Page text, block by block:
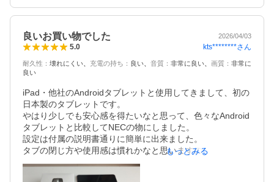
良いお買い物でした 2026/04/03
5.0 kts********さん
耐久性 ： 壊れにくい 充電の持ち ： 良い 音質 ： 非常に良い 画質 ： 非常に
良い
iPad・他社のAndroidタブレットと使用してきまして、初の
日本製のタブレットです。
やはり少しでも安心感を得たいなと思って、色々なAndroid
タブレットと比較してNECの物にしました。
設定は付属の説明書通りに簡単に出来ました。
タブの閉じ方や使用感は慣れかなと思いますので色々試し
たいと思います。
結構重さがあります。画像はとても綺麗です。
もっとみる